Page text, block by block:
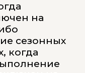
на
сезонных
когда